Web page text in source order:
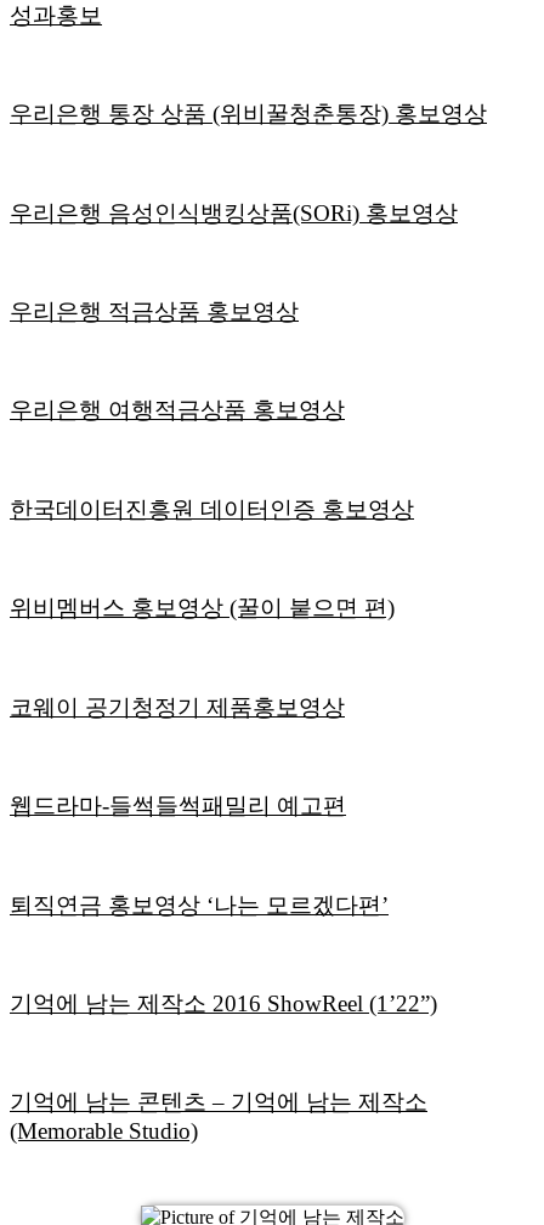
성과홍보
우리은행 통장 상품 (위비꿀청춘통장) 홍보영상
우리은행 음성인식뱅킹상품(SORi) 홍보영상
우리은행 적금상품 홍보영상
우리은행 여행적금상품 홍보영상
한국데이터진흥원 데이터인증 홍보영상
위비멤버스 홍보영상 (꿀이 붙으면 편)
코웨이 공기청정기 제품홍보영상
웹드라마-들썩들썩패밀리 예고편
퇴직연금 홍보영상 ‘나는 모르겠다편’
기억에 남는 제작소 2016 ShowReel (1’22”)
기억에 남는 콘텐츠 – 기억에 남는 제작소
(Memorable Studio)